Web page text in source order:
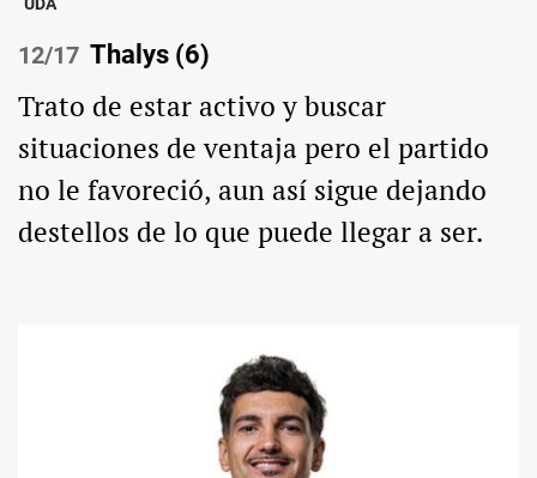
/17 Thalys (6)
Trato de estar activo y buscar
situaciones de ventaja pero el partido
no le favoreció, aun así sigue dejando
destellos de lo que puede llegar a ser.